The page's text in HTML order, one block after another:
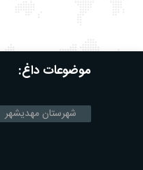
موضوعات داغ:
شهرستان مهدیشهر